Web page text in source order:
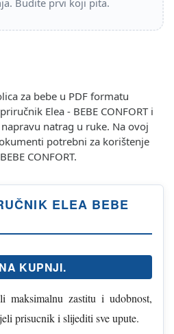
Budite prvi koji pita.
za bebe u PDF formatu
Elea - BEBE CONFORT i
natrag u ruke. Na ovoj
potrebni za korištenje
CONFORT.
ELEA BEBE
KUPNJI.
maksimalnu zastitu i udobnost,
prisucnik i slijediti sve upute.